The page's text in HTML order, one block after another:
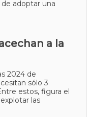
adoptar una
a la
2024 de
sólo 3
estos, figura el
las